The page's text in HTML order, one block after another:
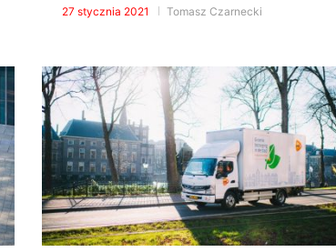
27 stycznia 2021 Tomasz Czarnecki